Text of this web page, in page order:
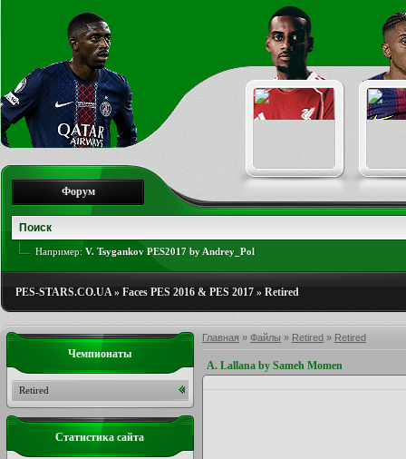
Форум
Например: V. Tsygankov PES2017 by Andrey_Pol
PES-STARS.CO.UA» Faces PES 2016 & PES 2017 » Retired
Главная » Файлы » Retired » Retired
A. Lallana by Sameh Momen
Чемпионаты
Retired
Статистика сайта